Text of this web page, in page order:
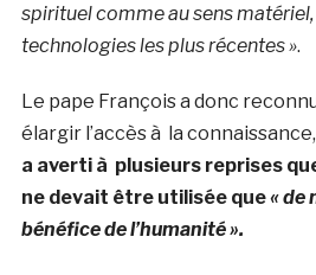
spirituel comme au sens
technologies les plus récentes ».
Le pape François a donc
élargir l’accès à la
a averti à plusieurs reprises
ne devait être utilisée que« de
bénéfice de l’humanité ».